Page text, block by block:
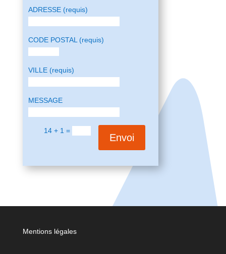
ADRESSE (requis)
CODE POSTAL (requis)
VILLE (requis)
MESSAGE
Envoi
14 + 1 =
Mentions légales